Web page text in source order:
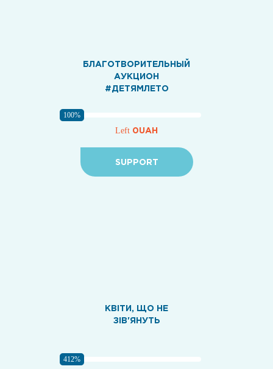
БЛАГОТВОРИТЕЛЬНЫЙ
АУКЦИОН
#ДЕТЯМЛЕТО
100%
Left 0UAH
SUPPORT
КВІТИ, ЩО НЕ
ЗІВ'ЯНУТЬ
412%